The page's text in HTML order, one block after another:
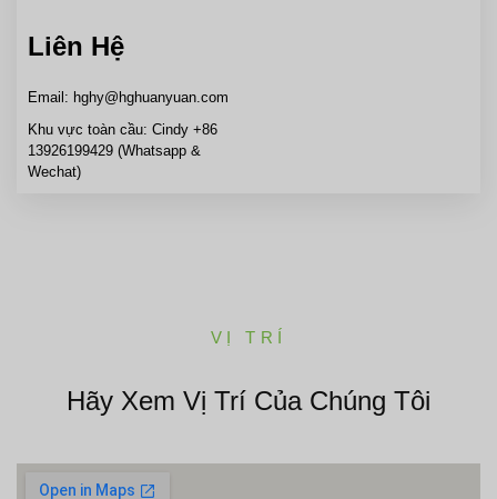
Liên Hệ
Email: hghy@hghuanyuan.com
Khu vực toàn cầu: Cindy +86
13926199429 (Whatsapp &
Wechat)
VỊ TRÍ
Hãy Xem Vị Trí Của Chúng Tôi